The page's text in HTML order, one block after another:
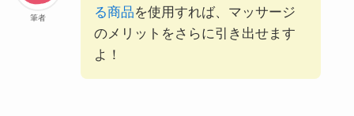
筆者
る商品を使用すれば、マッサージ
のメリットをさらに引き出せます
よ！